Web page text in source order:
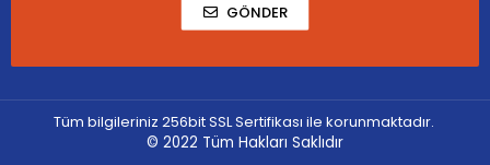
GÖNDER
Tüm bilgileriniz 256bit SSL Sertifikası ile korunmaktadır.
© 2022 Tüm Hakları Saklıdır